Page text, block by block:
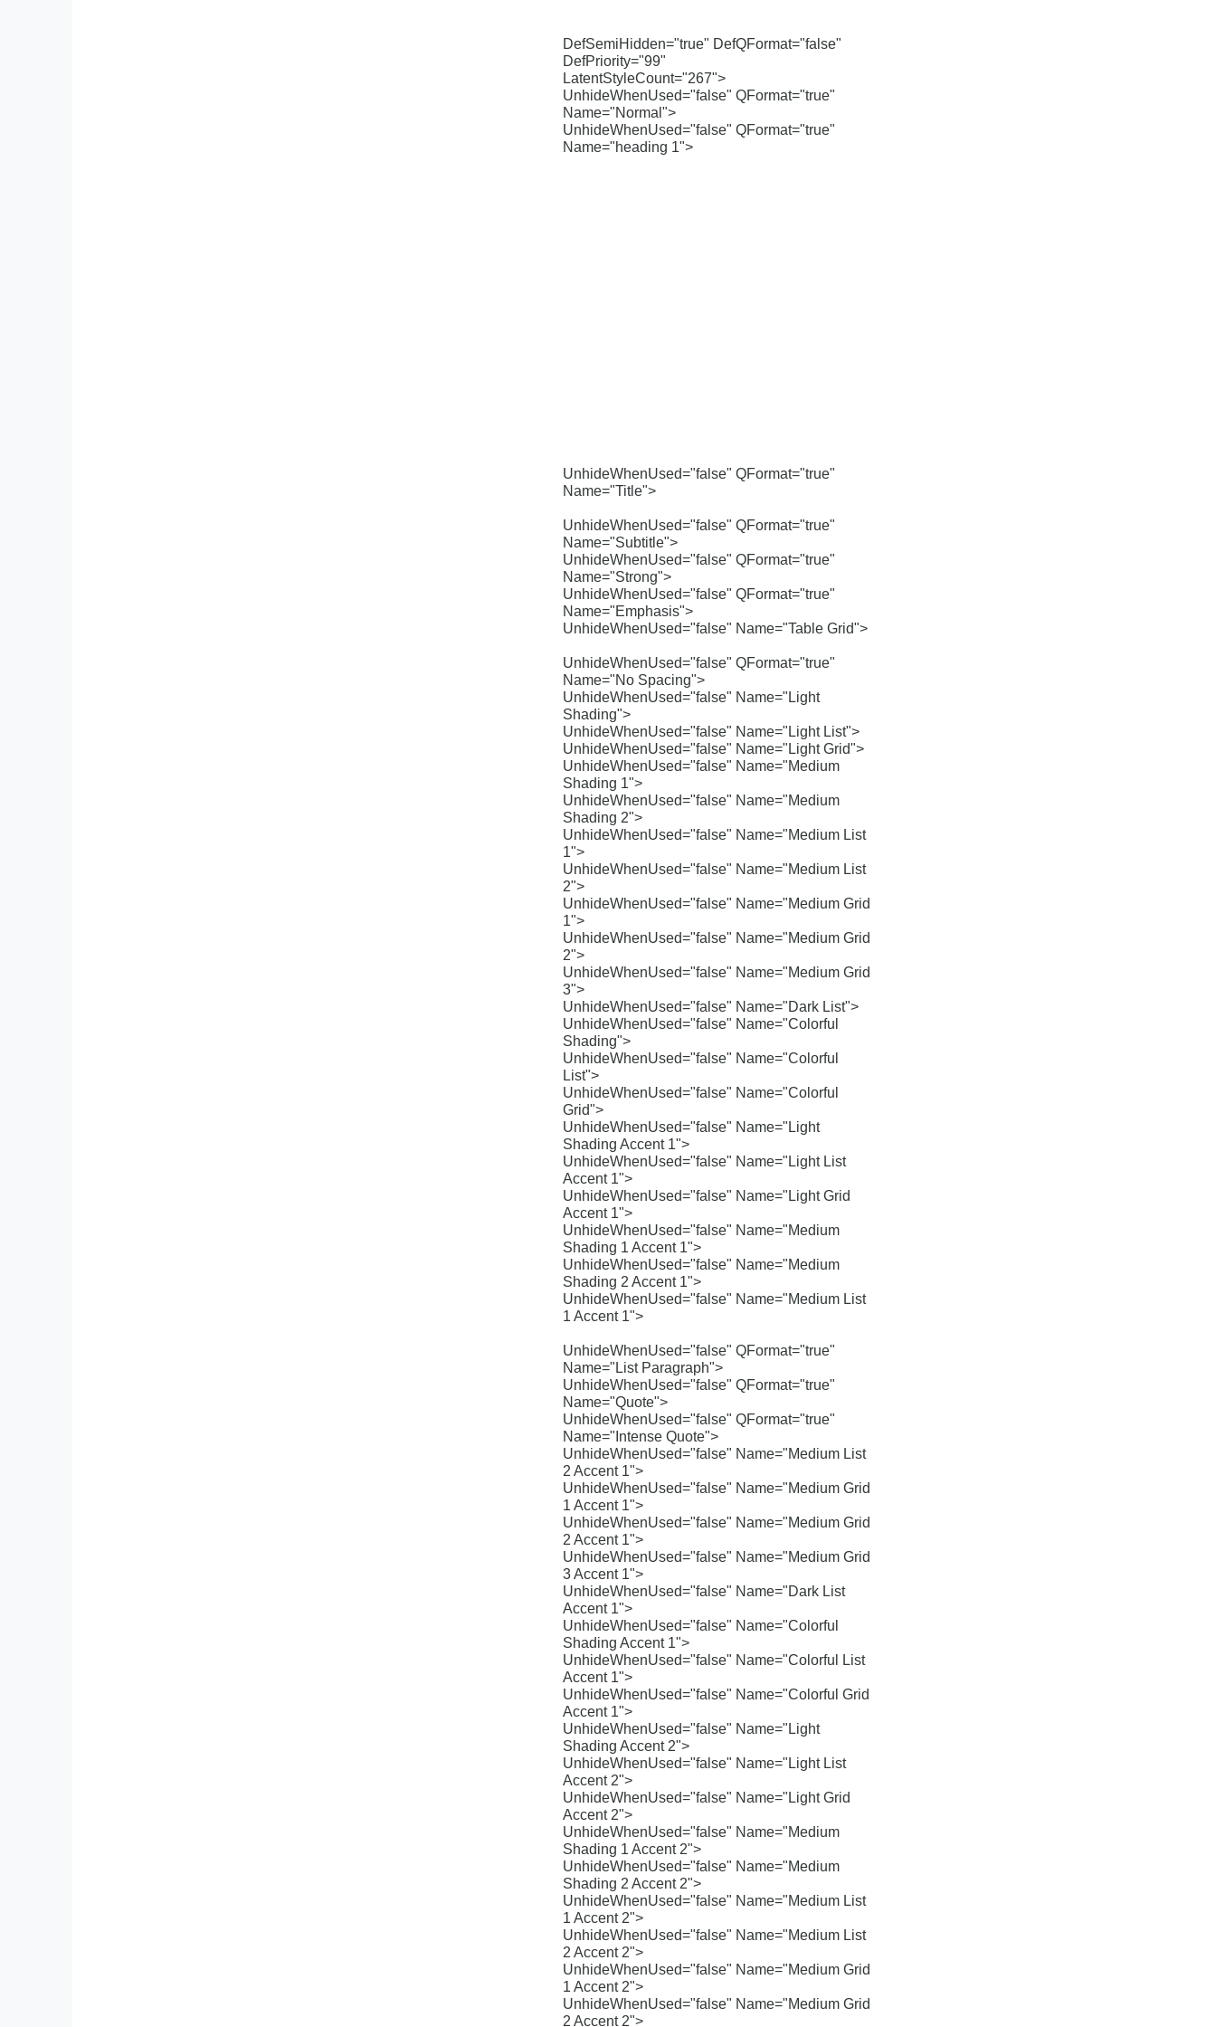
DefSemiHidden="true" DefQFormat="false"
DefPriority="99"
LatentStyleCount="267">
UnhideWhenUsed="false" QFormat="true"
Name="Normal">
UnhideWhenUsed="false" QFormat="true"
Name="heading 1">
UnhideWhenUsed="false" QFormat="true"
Name="Title">
UnhideWhenUsed="false" QFormat="true"
Name="Subtitle">
UnhideWhenUsed="false" QFormat="true"
Name="Strong">
UnhideWhenUsed="false" QFormat="true"
Name="Emphasis">
UnhideWhenUsed="false" Name="Table Grid">
UnhideWhenUsed="false" QFormat="true"
Name="No Spacing">
UnhideWhenUsed="false" Name="Light
Shading">
UnhideWhenUsed="false" Name="Light List">
UnhideWhenUsed="false" Name="Light Grid">
UnhideWhenUsed="false" Name="Medium
Shading 1">
UnhideWhenUsed="false" Name="Medium
Shading 2">
UnhideWhenUsed="false" Name="Medium List
1">
UnhideWhenUsed="false" Name="Medium List
2">
UnhideWhenUsed="false" Name="Medium Grid
1">
UnhideWhenUsed="false" Name="Medium Grid
2">
UnhideWhenUsed="false" Name="Medium Grid
3">
UnhideWhenUsed="false" Name="Dark List">
UnhideWhenUsed="false" Name="Colorful
Shading">
UnhideWhenUsed="false" Name="Colorful
List">
UnhideWhenUsed="false" Name="Colorful
Grid">
UnhideWhenUsed="false" Name="Light
Shading Accent 1">
UnhideWhenUsed="false" Name="Light List
Accent 1">
UnhideWhenUsed="false" Name="Light Grid
Accent 1">
UnhideWhenUsed="false" Name="Medium
Shading 1 Accent 1">
UnhideWhenUsed="false" Name="Medium
Shading 2 Accent 1">
UnhideWhenUsed="false" Name="Medium List
1 Accent 1">
UnhideWhenUsed="false" QFormat="true"
Name="List Paragraph">
UnhideWhenUsed="false" QFormat="true"
Name="Quote">
UnhideWhenUsed="false" QFormat="true"
Name="Intense Quote">
UnhideWhenUsed="false" Name="Medium List
2 Accent 1">
UnhideWhenUsed="false" Name="Medium Grid
1 Accent 1">
UnhideWhenUsed="false" Name="Medium Grid
2 Accent 1">
UnhideWhenUsed="false" Name="Medium Grid
3 Accent 1">
UnhideWhenUsed="false" Name="Dark List
Accent 1">
UnhideWhenUsed="false" Name="Colorful
Shading Accent 1">
UnhideWhenUsed="false" Name="Colorful List
Accent 1">
UnhideWhenUsed="false" Name="Colorful Grid
Accent 1">
UnhideWhenUsed="false" Name="Light
Shading Accent 2">
UnhideWhenUsed="false" Name="Light List
Accent 2">
UnhideWhenUsed="false" Name="Light Grid
Accent 2">
UnhideWhenUsed="false" Name="Medium
Shading 1 Accent 2">
UnhideWhenUsed="false" Name="Medium
Shading 2 Accent 2">
UnhideWhenUsed="false" Name="Medium List
1 Accent 2">
UnhideWhenUsed="false" Name="Medium List
2 Accent 2">
UnhideWhenUsed="false" Name="Medium Grid
1 Accent 2">
UnhideWhenUsed="false" Name="Medium Grid
2 Accent 2">